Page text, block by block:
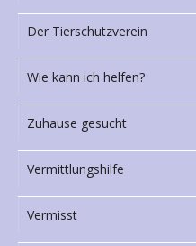
Der Tierschutzverein
Wie kann ich helfen?
Zuhause gesucht
Vermittlungshilfe
Vermisst